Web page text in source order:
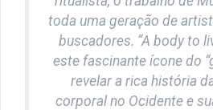
toda uma geração de
buscadores. “A body to
este fascinante ícone do
revelar a rica história
corporal no Ocidente e